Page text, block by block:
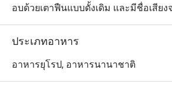
อบด้วยเตาฟืนแบบดั้งเดิม และมีชื่อเสียง
Bacon Salmon ที่มอบประสบการณ์กา
อิตาเลียนที่เต็มไปด้วยความอร่อย
การตกแต่งของร้านมีบรรยากาศที่ผ่อน
ประเภทอาหาร
อาหารยุโรป, อาหารนานาชาติ